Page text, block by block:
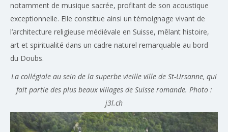
notamment de musique sacrée, profitant de son acoustique
exceptionnelle. Elle constitue ainsi un témoignage vivant de
l’architecture religieuse médiévale en Suisse, mêlant histoire,
art et spiritualité dans un cadre naturel remarquable au bord
du Doubs.
La collégiale au sein de la superbe vieille ville de St-Ursanne, qui
fait partie des plus beaux villages de Suisse romande. Photo :
j3l.ch